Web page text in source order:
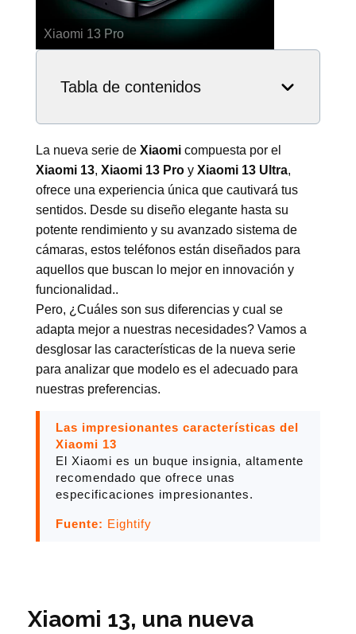
La nueva serie de Xiaomi compuesta por el
Xiaomi 13, Xiaomi 13 Pro y Xiaomi 13 Ultra,
ofrece una experiencia única que cautivará tus
sentidos. Desde su diseño elegante hasta su
potente rendimiento y su avanzado sistema de
cámaras, estos teléfonos están diseñados para
aquellos que buscan lo mejor en innovación y
funcionalidad..
Pero, ¿Cuáles son sus diferencias y cual se
adapta mejor a nuestras necesidades? Vamos a
desglosar las características de la nueva serie
para analizar que modelo es el adecuado para
nuestras preferencias.
Las impresionantes características del
Xiaomi 13
El Xiaomi es un buque insignia, altamente
recomendado que ofrece unas
especificaciones impresionantes.
Fuente: Eightify
Xiaomi 13 Ultra
Tabla de contenidos
Xiaomi 13, una nueva